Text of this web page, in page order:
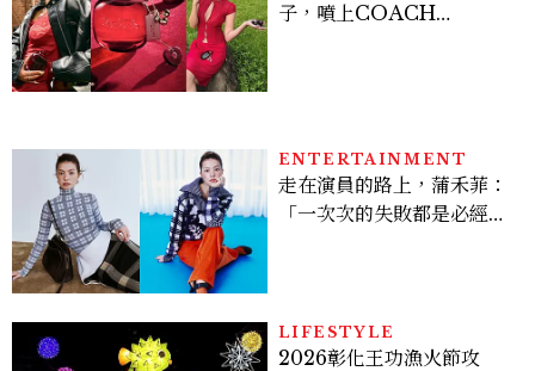
子，噴上COACH
ENTERTAINMENT
走在演員的路上，蒲禾菲：
「一次次的失敗都是必經過
LIFESTYLE
2026彰化王功漁火節攻